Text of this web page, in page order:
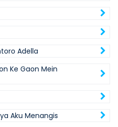
Adella
Ke Gaon Mein
Aku Menangis